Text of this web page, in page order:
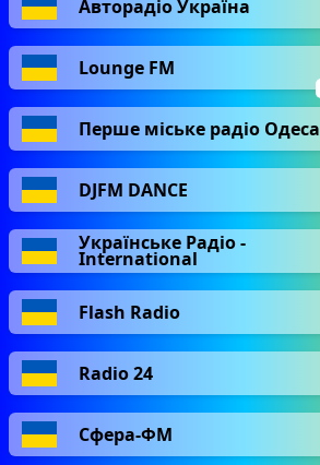
Авторадіо Україна
Lounge FM
Перше міське радіо Одеса
DJFM DANCE
Українське Радіо -
International
Flash Radio
Radio 24
Сфера-ФМ